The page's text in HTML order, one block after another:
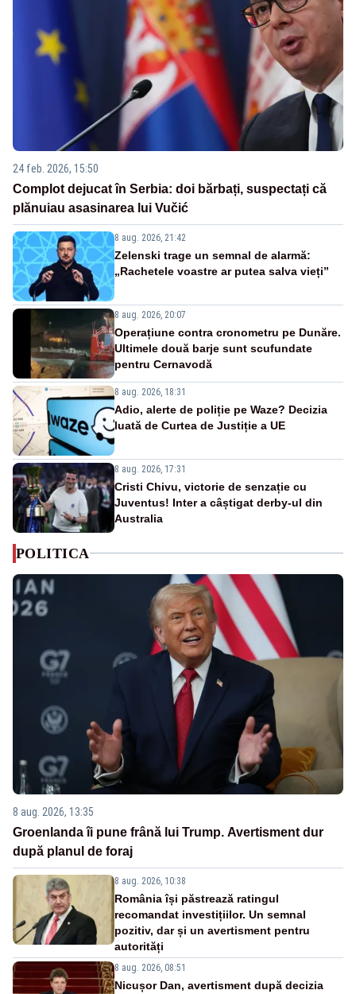
24 feb. 2026, 15:50
Complot dejucat în Serbia: doi bărbați, suspectați că
plănuiau asasinarea lui Vučić
8 aug. 2026, 21:42
Zelenski trage un semnal de alarmă:
„Rachetele voastre ar putea salva vieți”
8 aug. 2026, 20:07
Operațiune contra cronometru pe Dunăre.
Ultimele două barje sunt scufundate
pentru Cernavodă
8 aug. 2026, 18:31
Adio, alerte de poliție pe Waze? Decizia
luată de Curtea de Justiție a UE
8 aug. 2026, 17:31
Cristi Chivu, victorie de senzație cu
Juventus! Inter a câștigat derby-ul din
Australia
POLITICA
8 aug. 2026, 13:35
Groenlanda îi pune frână lui Trump. Avertisment dur
după planul de foraj
8 aug. 2026, 10:38
România își păstrează ratingul
recomandat investițiilor. Un semnal
pozitiv, dar și un avertisment pentru
autorități
8 aug. 2026, 08:51
Nicușor Dan, avertisment după decizia